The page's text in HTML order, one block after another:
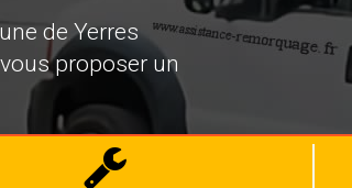
de Yerres
proposer un
Dépannage